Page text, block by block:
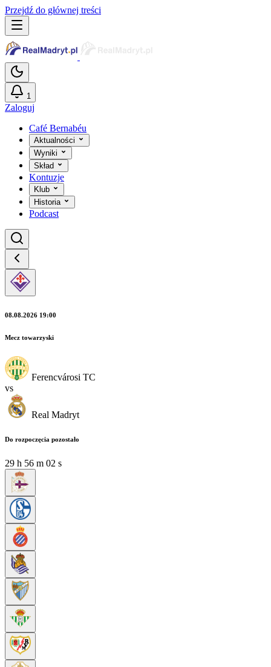
Przejdź do głównej treści
1
Zaloguj
Café Bernabéu
Aktualności
Wyniki
Skład
Kontuzje
Klub
Historia
Podcast
08.08.2026 19:00
Mecz towarzyski
Ferencvárosi TC
vs
Real Madryt
Do rozpoczęcia pozostało
29 h 56 m 01 s